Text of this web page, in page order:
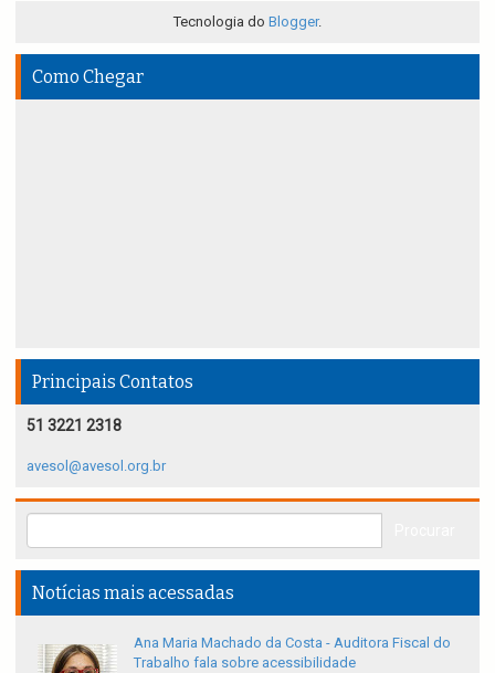
Tecnologia do Blogger.
Como Chegar
Principais Contatos
51 3221 2318
avesol@avesol.org.br
Notícias mais acessadas
Ana Maria Machado da Costa - Auditora Fiscal do
Trabalho fala sobre acessibilidade